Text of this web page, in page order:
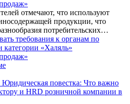
отмечают, что используют
продукции, что
потребительских…
требования к органам по
«Халяль»